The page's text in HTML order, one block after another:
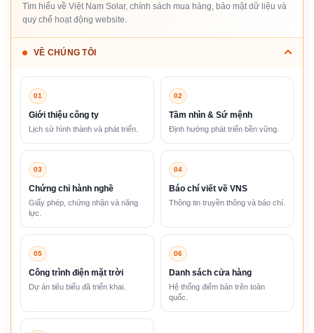
Tìm hiểu về Việt Nam Solar, chính sách mua hàng, bảo mật dữ liệu và
quy chế hoạt động website.
VỀ CHÚNG TÔI
01
Giới thiệu công ty
Lịch sử hình thành và phát triển.
02
Tầm nhìn & Sứ mệnh
Định hướng phát triển bền vững.
03
Chứng chỉ hành nghề
Giấy phép, chứng nhận và năng
lực.
04
Báo chí viết về VNS
Thông tin truyền thông và báo chí.
05
Công trình điện mặt trời
Dự án tiêu biểu đã triển khai.
06
Danh sách cửa hàng
Hệ thống điểm bán trên toàn
quốc.